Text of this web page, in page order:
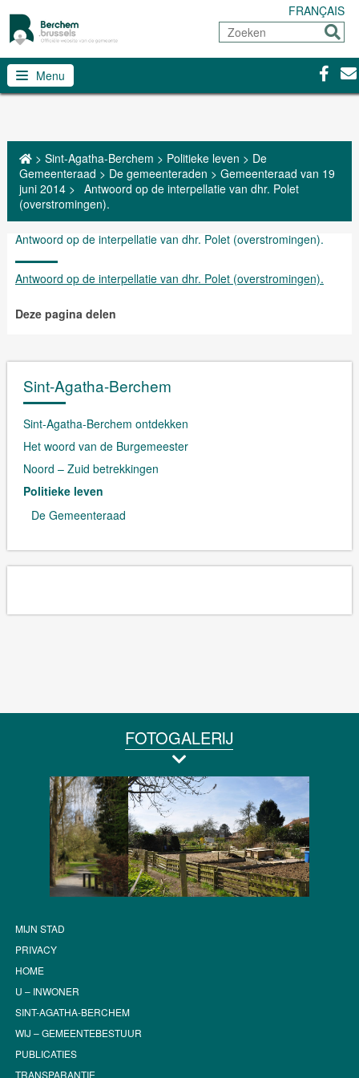
FRANÇAIS
Zoeken
Sturen
Menu
> Sint-Agatha-Berchem > Politieke leven > De
Gemeenteraad > De gemeenteraden > Gemeenteraad van 19
juni 2014> Antwoord op de interpellatie van dhr. Polet
(overstromingen).
Antwoord op de interpellatie van dhr. Polet (overstromingen).
Antwoord op de interpellatie van dhr. Polet (overstromingen).
Deze pagina delen
Sint-Agatha-Berchem
Sint-Agatha-Berchem ontdekken
Het woord van de Burgemeester
Noord – Zuid betrekkingen
Politieke leven
De Gemeenteraad
FOTOGALERIJ
MIJN STAD
PRIVACY
HOME
U – INWONER
SINT-AGATHA-BERCHEM
WIJ – GEMEENTEBESTUUR
PUBLICATIES
TRANSPARANTIE